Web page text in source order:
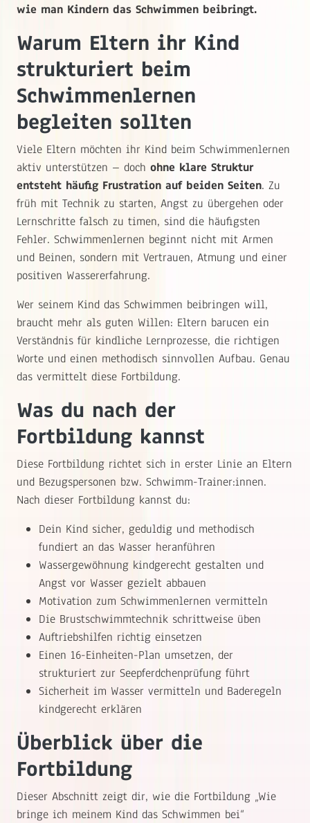
wie man Kindern das Schwimmen beibringt.
Warum Eltern ihr Kind
strukturiert beim
Schwimmenlernen
begleiten sollten
Viele Eltern möchten ihr Kind beim Schwimmenlernen
aktiv unterstützen – doch ohne klare Struktur
entsteht häufig Frustration auf beiden Seiten. Zu
früh mit Technik zu starten, Angst zu übergehen oder
Lernschritte falsch zu timen, sind die häufigsten
Fehler. Schwimmenlernen beginnt nicht mit Armen
und Beinen, sondern mit Vertrauen, Atmung und einer
positiven Wassererfahrung.
Wer seinem Kind das Schwimmen beibringen will,
braucht mehr als guten Willen: Eltern barucen ein
Verständnis für kindliche Lernprozesse, die richtigen
Worte und einen methodisch sinnvollen Aufbau. Genau
das vermittelt diese Fortbildung.
Was du nach der
Fortbildung kannst
Diese Fortbildung richtet sich in erster Linie an Eltern
und Bezugspersonen bzw. Schwimm-Trainer:innen.
Nach dieser Fortbildung kannst du:
Dein Kind sicher, geduldig und methodisch
fundiert an das Wasser heranführen
Wassergewöhnung kindgerecht gestalten und
Angst vor Wasser gezielt abbauen
Motivation zum Schwimmenlernen vermitteln
Die Brustschwimmtechnik schrittweise üben
Auftriebshilfen richtig einsetzen
Einen 16-Einheiten-Plan umsetzen, der
strukturiert zur Seepferdchenprüfung führt
Sicherheit im Wasser vermitteln und Baderegeln
kindgerecht erklären
Überblick über die
Fortbildung
Dieser Abschnitt zeigt dir, wie die Fortbildung „Wie
bringe ich meinem Kind das Schwimmen bei“